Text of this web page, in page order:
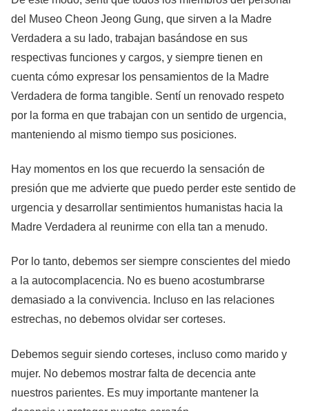
del Museo Cheon Jeong Gung, que sirven a la Madre
Verdadera a su lado, trabajan basándose en sus
respectivas funciones y cargos, y siempre tienen en
cuenta cómo expresar los pensamientos de la Madre
Verdadera de forma tangible. Sentí un renovado respeto
por la forma en que trabajan con un sentido de urgencia,
manteniendo al mismo tiempo sus posiciones.
Hay momentos en los que recuerdo la sensación de
presión que me advierte que puedo perder este sentido de
urgencia y desarrollar sentimientos humanistas hacia la
Madre Verdadera al reunirme con ella tan a menudo.
Por lo tanto, debemos ser siempre conscientes del miedo
a la autocomplacencia. No es bueno acostumbrarse
demasiado a la convivencia. Incluso en las relaciones
estrechas, no debemos olvidar ser corteses.
Debemos seguir siendo corteses, incluso como marido y
mujer. No debemos mostrar falta de decencia ante
nuestros parientes. Es muy importante mantener la